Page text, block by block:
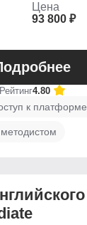
Цена
93 800 ₽
Рейтинг4.80
к платформе